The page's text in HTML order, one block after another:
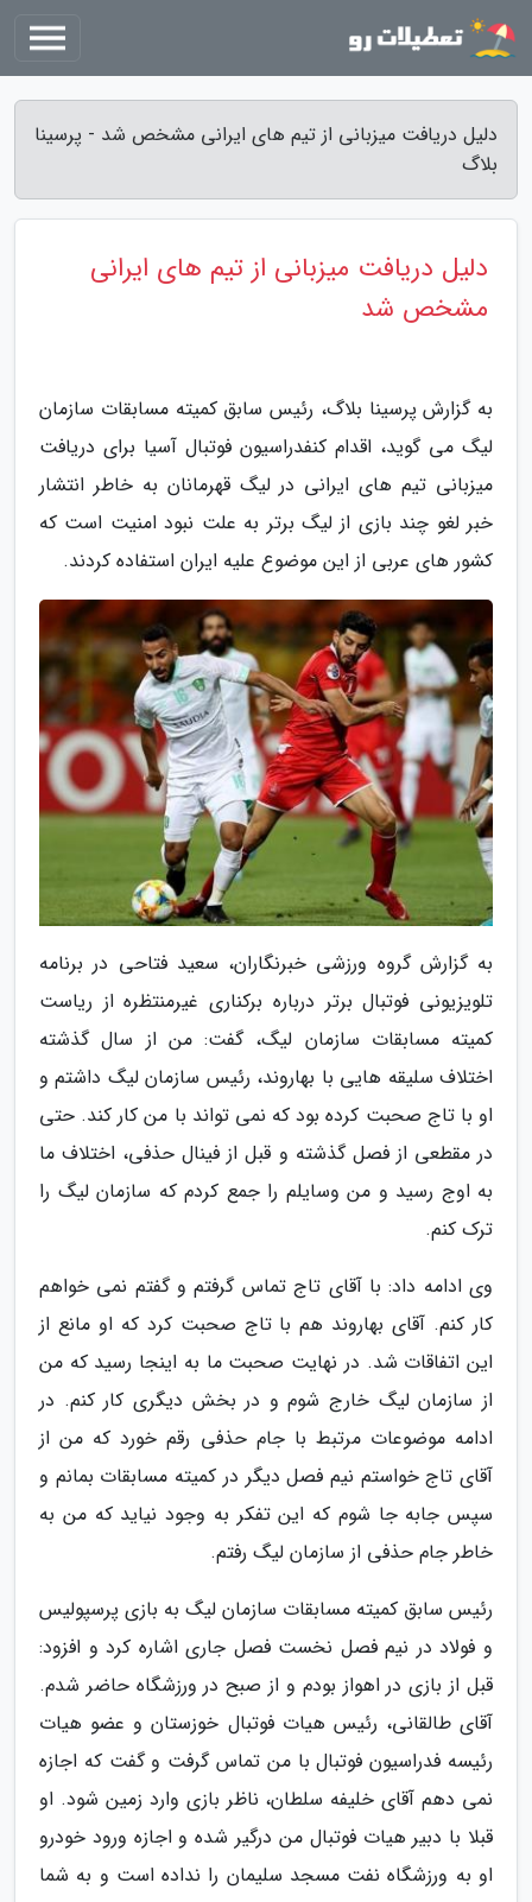
دلیل دریافت میزبانی از تیم های ایرانی مشخص شد - پرسینا
بلاگ
دلیل دریافت میزبانی از تیم های ایرانی
مشخص شد
به گزارش پرسینا بلاگ، رئیس سابق کمیته مسابقات سازمان
لیگ می گوید، اقدام کنفدراسیون فوتبال آسیا برای دریافت
میزبانی تیم های ایرانی در لیگ قهرمانان به خاطر انتشار
خبر لغو چند بازی از لیگ برتر به علت نبود امنیت است که
کشور های عربی از این موضوع علیه ایران استفاده کردند.
به گزارش گروه ورزشی خبرنگاران، سعید فتاحی در برنامه
تلویزیونی فوتبال برتر درباره برکناری غیرمنتظره از ریاست
کمیته مسابقات سازمان لیگ، گفت: من از سال گذشته
اختلاف سلیقه هایی با بهاروند، رئیس سازمان لیگ داشتم و
او با تاج صحبت کرده بود که نمی تواند با من کار کند. حتی
در مقطعی از فصل گذشته و قبل از فینال حذفی، اختلاف ما
به اوج رسید و من وسایلم را جمع کردم که سازمان لیگ را
ترک کنم.
وی ادامه داد: با آقای تاج تماس گرفتم و گفتم نمی خواهم
کار کنم. آقای بهاروند هم با تاج صحبت کرد که او مانع از
این اتفاقات شد. در نهایت صحبت ما به اینجا رسید که من
از سازمان لیگ خارج شوم و در بخش دیگری کار کنم. در
ادامه موضوعات مرتبط با جام حذفی رقم خورد که من از
آقای تاج خواستم نیم فصل دیگر در کمیته مسابقات بمانم و
سپس جابه جا شوم که این تفکر به وجود نیاید که من به
خاطر جام حذفی از سازمان لیگ رفتم.
رئیس سابق کمیته مسابقات سازمان لیگ به بازی پرسپولیس
و فولاد در نیم فصل نخست فصل جاری اشاره کرد و افزود:
قبل از بازی در اهواز بودم و از صبح در ورزشگاه حاضر شدم.
آقای طالقانی، رئیس هیات فوتبال خوزستان و عضو هیات
رئیسه فدراسیون فوتبال با من تماس گرفت و گفت که اجازه
نمی دهم آقای خلیفه سلطان، ناظر بازی وارد زمین شود. او
قبلا با دبیر هیات فوتبال من درگیر شده و اجازه ورود خودرو
او به ورزشگاه نفت مسجد سلیمان را نداده است و به شما